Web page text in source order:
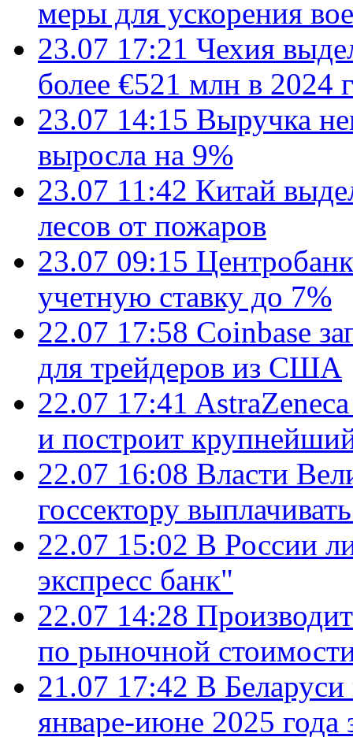
меры для ускорения
23.07 17:21 Чехия
более €521 млн в 2024
23.07 14:15 Выручка
выросла на 9%
23.07 11:42 Китай
лесов от пожаров
23.07 09:15
учетную ставку до 7%
22.07 17:58 Coinbase
для трейдеров из США
22.07 17:41
и построит
22.07 16:08 Власти
госсектору
22.07 15:02 В России
экспресс банк"
22.07 14:28
по рыночной
21.07 17:42 В Беларуси
январе-июне 2025 года